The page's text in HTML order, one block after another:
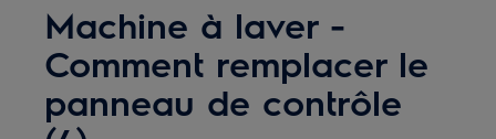
Machine à laver -
Comment remplacer le
panneau de contrôle